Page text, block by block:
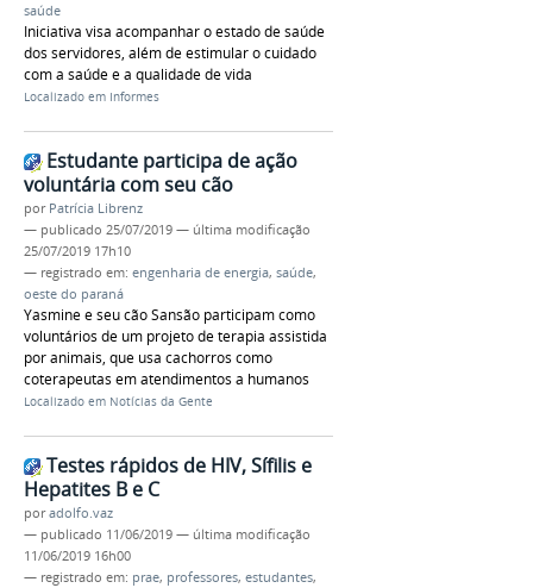
saúde
Iniciativa visa acompanhar o estado de saúde
dos servidores, além de estimular o cuidado
com a saúde e a qualidade de vida
Localizado em Informes
Estudante participa de ação
voluntária com seu cão
por Patrícia Librenz
— publicado 25/07/2019 — última modificação
25/07/2019 17h10
— registrado em: engenharia de energia, saúde,
oeste do paraná
Yasmine e seu cão Sansão participam como
voluntários de um projeto de terapia assistida
por animais, que usa cachorros como
coterapeutas em atendimentos a humanos
Localizado em Notícias da Gente
Testes rápidos de HIV, Sífilis e
Hepatites B e C
poradolfo.vaz
— publicado 11/06/2019 — última modificação
11/06/2019 16h00
— registrado em: prae, professores, estudantes,